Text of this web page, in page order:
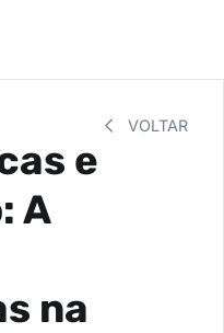
VOLTAR
e
A
na